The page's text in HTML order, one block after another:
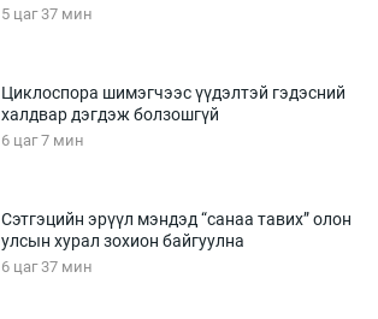
5 цаг 37 мин
Циклоспора шимэгчээс үүдэлтэй гэдэсний
халдвар дэгдэж болзошгүй
6 цаг 7 мин
Сэтгэцийн эрүүл мэндэд “санаа тавих” олон
улсын хурал зохион байгуулна
6 цаг 37 мин